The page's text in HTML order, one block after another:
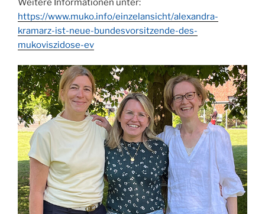
Weitere Informationen unter:
https://www.muko.info/einzelansicht/alexandra-
kramarz-ist-neue-bundesvorsitzende-des-
mukoviszidose-ev